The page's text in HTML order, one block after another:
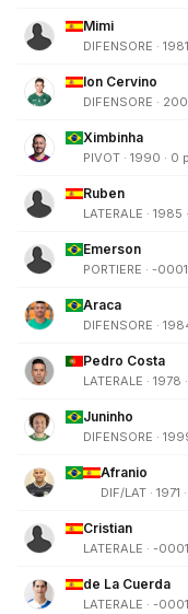
Mimi
DIFENSORE ·
Ion Cervino
DIFENSORE ·
Ximbinha
PIVOT · 1990 · 0
Ruben
LATERALE · 1985
Emerson
PORTIERE · -
Araca
DIFENSORE ·
Pedro Costa
LATERALE · 1978
Juninho
DIFENSORE ·
Afranio
DIF/LAT · 1971
Cristian
LATERALE · -
de La Cuerda
LATERALE · -